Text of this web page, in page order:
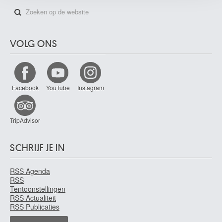
VOLG ONS
Facebook YouTube Instagram
TripAdvisor
SCHRIJF JE IN
RSS Agenda
RSS
Tentoonstellingen
RSS Actualiteit
RSS Publicaties